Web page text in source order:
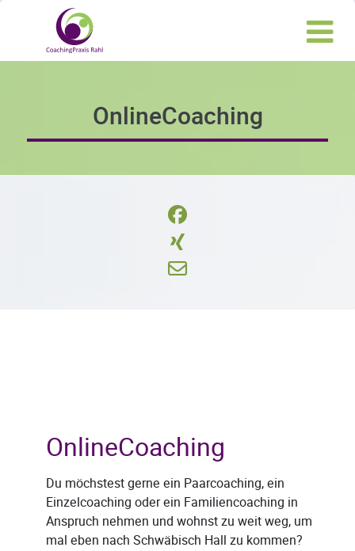
OnlineCoaching
OnlineCoaching
Du möchstest gerne ein Paarcoaching, ein
Einzelcoaching oder ein Familiencoaching in
Anspruch nehmen und wohnst zu weit weg, um
mal eben nach Schwäbisch Hall zu kommen?